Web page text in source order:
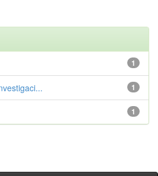
1
1
1